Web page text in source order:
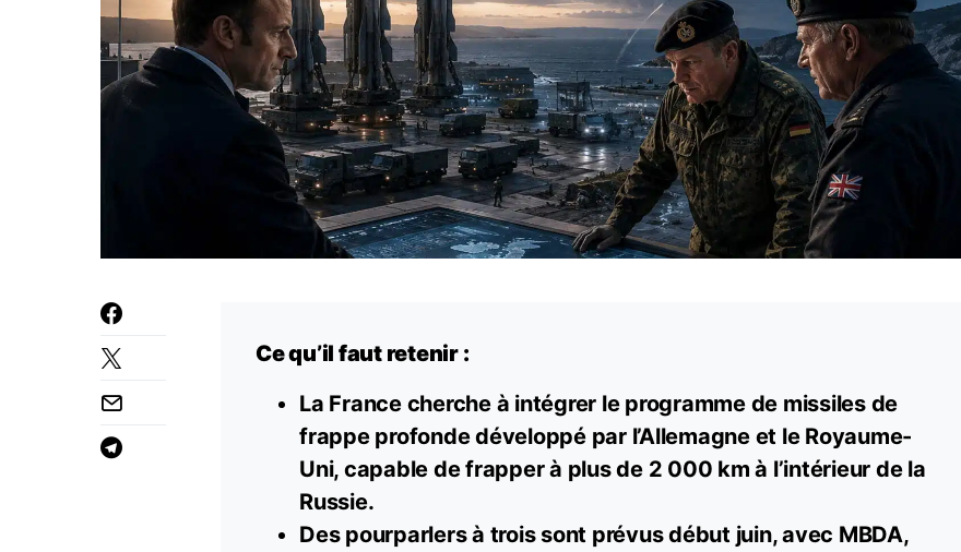
Ce qu’il faut retenir :
La France cherche à intégrer le programme de missiles de
frappe profonde développé par l’Allemagne et le Royaume-
Uni, capable de frapper à plus de 2 000 km à l’intérieur de la
Russie.
Des pourparlers à trois sont prévus début juin, avec MBDA,